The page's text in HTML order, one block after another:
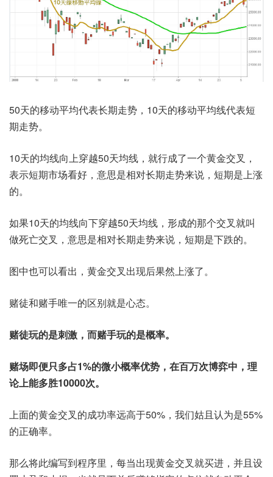
50天的移动平均代表长期走势，10天的移动平均线代表短
期走势。
10天的均线向上穿越50天均线，就行成了一个黄金交叉，
表示短期市场看好，意思是相对长期走势来说，短期是上涨
的。
如果10天的均线向下穿越50天均线，形成的那个交叉就叫
做死亡交叉，意思是相对长期走势来说，短期是下跌的。
图中也可以看出，黄金交叉出现后果然上涨了。
赌徒和赌手唯一的区别就是心态。
赌徒玩的是刺激，而赌手玩的是概率。
赌场即便只多占1%的微小概率优势，在百万次博弈中，理
论上能多胜10000次。
上面的黄金交叉的成功率远高于50%，我们姑且认为是55%
的正确率。
那么将此编写到程序里，每当出现黄金交叉就买进，并且设